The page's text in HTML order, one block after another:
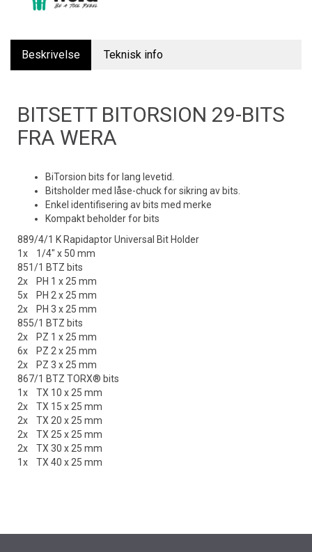
Beskrivelse Teknisk info
BITSETT BITORSION 29-BITS
FRA WERA
BiTorsion bits for lang levetid.
Bitsholder med låse-chuck for sikring av bits.
Enkel identifisering av bits med merke
Kompakt beholder for bits
889/4/1 K Rapidaptor Universal Bit Holder
1x 1/4" x 50 mm
851/1 BTZ bits
2x PH 1 x 25 mm
5x PH 2 x 25 mm
2x PH 3 x 25 mm
855/1 BTZ bits
2x PZ 1 x 25 mm
6x PZ 2 x 25 mm
2x PZ 3 x 25 mm
867/1 BTZ TORX® bits
1x TX 10 x 25 mm
2x TX 15 x 25 mm
2x TX 20 x 25 mm
2x TX 25 x 25 mm
2x TX 30 x 25 mm
1x TX 40 x 25 mm